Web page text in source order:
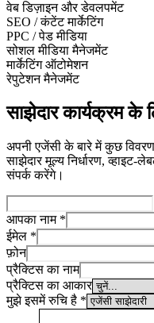
वेब डिज़ाइन और डेवलपमेंट
SEO / कंटेंट मार्केटिंग
PPC / पेड मीडिया
सोशल मीडिया मैनेजमेंट
मार्केटिंग ऑटोमेशन
रेपुटेशन मैनेजमेंट
साझेदार कार्यक्रम
अपनी एजेंसी के बारे में कुछ
साझेदार मूल्य निर्धारण,
संपर्क करेंगे।
आपका नाम *
ईमेल *
फ़ोन
प्रैक्टिस का नाम
प्रैक्टिस का आकार
मुझे इसमें रुचि है *